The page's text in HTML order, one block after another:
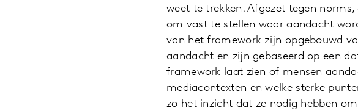
weet te trekken. Afgezet tegen
om vast te stellen waar aandacht
van het framework zijn opgebouwd
aandacht en zijn gebaseerd op een
framework laat zien of mensen
mediacontexten en welke sterke
zo het inzicht dat ze nodig hebben